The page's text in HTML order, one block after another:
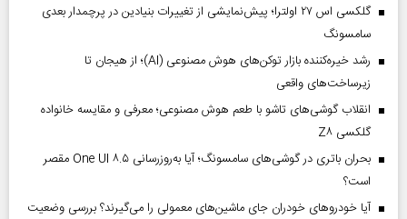
گلکسی اس ۲۷ اولترا؛ پیش‌نمایشی از تغییرات بنیادین در پرچمدار بعدی
سامسونگ
رشد خیره‌کننده بازار توکن‌های هوش مصنوعی (AI)؛ از هیجان تا
زیرساخت‌های واقعی
انقلاب گوشی‌های تاشو‌ با طعم هوش مصنوعی؛ معرفی و مقایسه خانواده
گلکسی Z۸
بحران باتری در گوشی‌های سامسونگ؛ آیا به‌روزرسانی One UI ۸.۵ مقصر
است؟
آیا خودروهای خودران جای ماشین‌های معمولی را می‌گیرند؟ بررسی وضعیت